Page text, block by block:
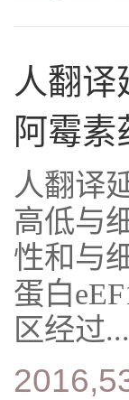
人翻译
阿霉
人翻译
高低与
性和与
蛋白
区经过...